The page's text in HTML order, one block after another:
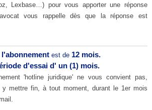
Lexbase…) pour vous apporter une réponse
vous rappelle dès que la réponse est
l'abonnement est de 12 mois.
d'essai d' un (1) mois.
'hotline juridique' ne vous convient pas,
y mettre fin, à tout moment, durant le 1er mois